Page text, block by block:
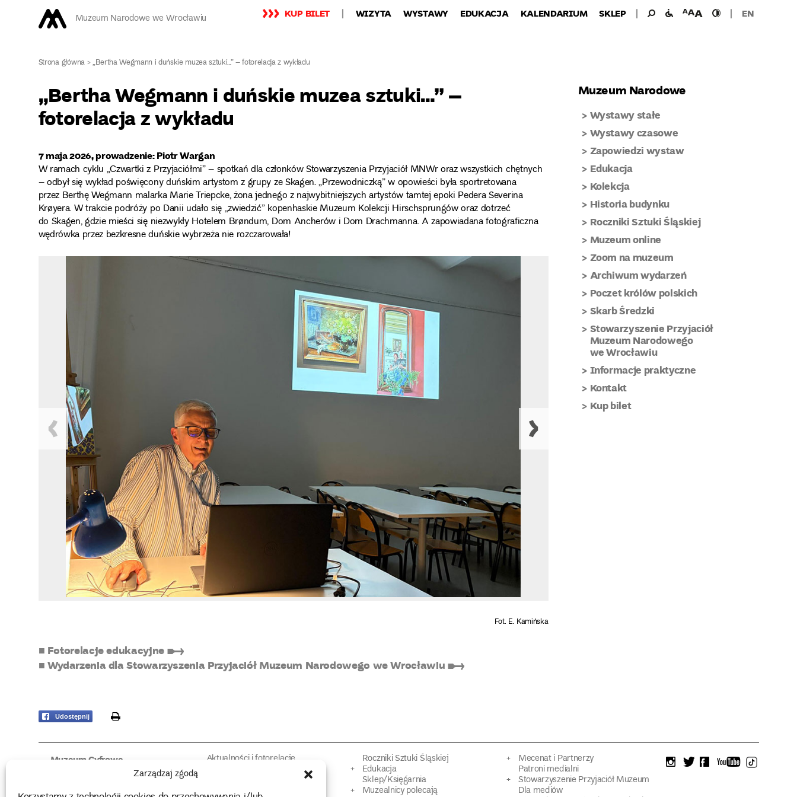
Zarządzaj zgodą
Muzeum Narodowe we Wrocławiu KUP BILET WIZYTA WYSTAWY EDUKACJA KALENDARIUM SKLEP Wyszukaj
Wyszukiwanie
dla:
udogodnieniawielkość
czcionki
wysoki
kontrast
EN
Strona główna>„Bertha Wegmann i duńskie muzea sztuki…” – fotorelacja z wykładu
„Bertha Wegmann i duńskie muzea sztuki…” –
fotorelacja z wykładu
7 maja 2026, prowadzenie: Piotr Wargan
W ramach cyklu „Czwartki z Przyjaciółmi” – spotkań dla członków Stowarzyszenia Przyjaciół MNWr oraz wszystkich chętnych
– odbył się wykład poświęcony duńskim artystom z grupy ze Skagen. „Przewodniczką” w opowieści była sportretowana
przez Berthę Wegmann malarka Marie Triepcke, żona jednego z najwybitniejszych artystów tamtej epoki Pedera Severina
Krøyera. W trakcie podróży po Danii udało się „zwiedzić” kopenhaskie Muzeum Kolekcji Hirschsprungów oraz dotrzeć
do Skagen, gdzie mieści się niezwykły Hotelem Brøndum, Dom Ancherów i Dom Drachmanna. A zapowiadana fotograficzna
wędrówka przez bezkresne duńskie wybrzeża nie rozczarowała!
Fot. E. Kamińska
■ Fotorelacje edukacyjne ➸
■ Wydarzenia dla Stowarzyszenia Przyjaciół Muzeum Narodowego we Wrocławiu ➸
Udostępnij print
Muzeum Narodowe
Wystawy stałe
Wystawy czasowe
Zapowiedzi wystaw
Edukacja
Kolekcja
Historia budynku
Roczniki Sztuki Śląskiej
Muzeum online
Zoom na muzeum
Archiwum wydarzeń
Poczet królów polskich
Skarb Średzki
Stowarzyszenie Przyjaciół
Muzeum Narodowego
we Wrocławiu
Informacje praktyczne
Kontakt
Kup bilet
Muzeum Cyfrowe
Użyczenia obiektów
Aktualności i fotorelacje
Muzealne rozmowy
Roczniki Sztuki Śląskiej
Edukacja
Sklep/Księgarnia
Muzealnicy polecają
Mecenat i Partnerzy
Patroni medialni
Stowarzyszenie Przyjaciół Muzeum
Dla mediów
instagram
twitterfacebookyoutube
tiktok